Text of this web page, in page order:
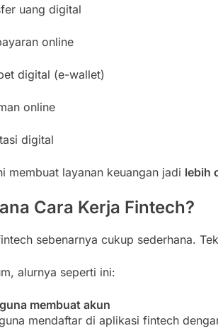
uang digital
online
digital (e-wallet)
online
digital
membuat layanan keuangan jadi lebih
Cara Kerja Fintech?
sebenarnya cukup sederhana.
alurnya seperti ini:
membuat akun
mendaftar di aplikasi fintech